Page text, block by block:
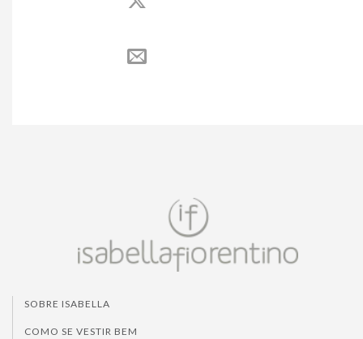
SOBRE ISABELLA
COMO SE VESTIR BEM